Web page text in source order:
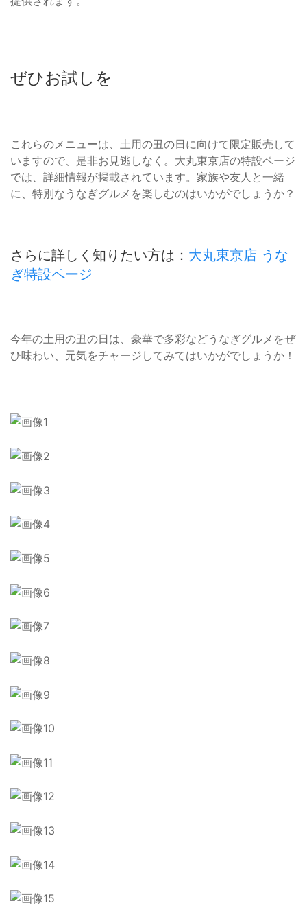
ぜひお試しを
これらのメニューは、土用の丑の日に向けて限定販売して
いますので、是非お見逃しなく。大丸東京店の特設ページ
では、詳細情報が掲載されています。家族や友人と一緒
に、特別なうなぎグルメを楽しむのはいかがでしょうか？
さらに詳しく知りたい方は： 大丸東京店 うな
ぎ特設ページ
今年の土用の丑の日は、豪華で多彩などうなぎグルメをぜ
ひ味わい、元気をチャージしてみてはいかがでしょうか！